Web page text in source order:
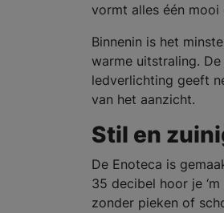
vormt alles één mooi
Binnenin is het
warme uitstraling.
ledverlichting geeft
van het aanzicht.
Stil en
De Enoteca is
35 decibel hoor je
zonder pieken of